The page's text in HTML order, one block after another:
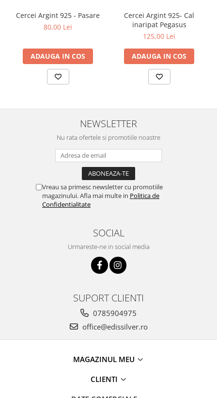
Cercei Argint 925 - Pasare
80,00 Lei
ADAUGA IN COS
Cercei Argint 925- Cal
inaripat Pegasus
125,00 Lei
ADAUGA IN COS
NEWSLETTER
Nu rata ofertele si promotiile noastre
Vreau sa primesc newsletter cu promotiile
magazinului. Afla mai multe in Politica de
Confidentialitate
SOCIAL
Urmareste-ne in social media
SUPORT CLIENTI
0785904975
office@edissilver.ro
MAGAZINUL MEU
CLIENTI